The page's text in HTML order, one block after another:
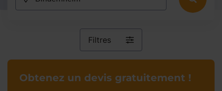
Filtres
Obtenez un devis gratuitement !